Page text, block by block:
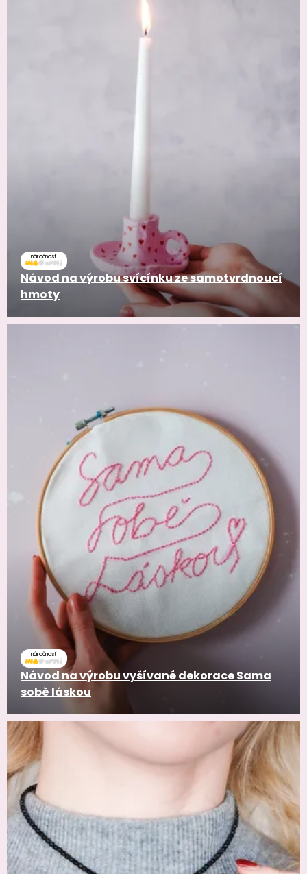
náročnosť
Návod na výrobu svícínku ze samotvrdnoucí
hmoty
náročnosť
Návod na výrobu vyšívané dekorace Sama
sobě láskou